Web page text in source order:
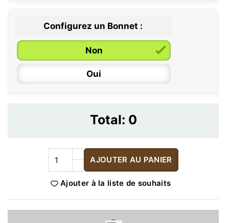
Configurez un Bonnet :
Non
Oui
Total: 0
AJOUTER AU PANIER
Ajouter à la liste de souhaits